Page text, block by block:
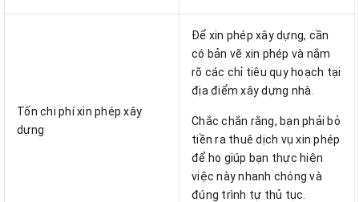
Tốn chi phí xin phép xây
dựng
Để xin phép xây dựng, cần
có bản vẽ xin phép và nắm
rõ các chỉ tiêu quy hoạch tại
địa điểm xây dựng nhà.
Chắc chắn rằng, bạn phải bỏ
tiền ra thuê dịch vụ xin phép
để họ giúp bạn thực hiện
việc này nhanh chóng và
đúng trình tự thủ tục.